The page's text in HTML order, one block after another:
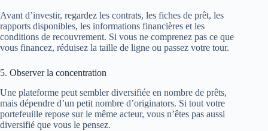
Avant d’investir, regardez les contrats, les fiches de prêt, les
rapports disponibles, les informations financières et les
conditions de recouvrement. Si vous ne comprenez pas ce que
vous financez, réduisez la taille de ligne ou passez votre tour.
5. Observer la concentration
Une plateforme peut sembler diversifiée en nombre de prêts,
mais dépendre d’un petit nombre d’originators. Si tout votre
portefeuille repose sur le même acteur, vous n’êtes pas aussi
diversifié que vous le pensez.